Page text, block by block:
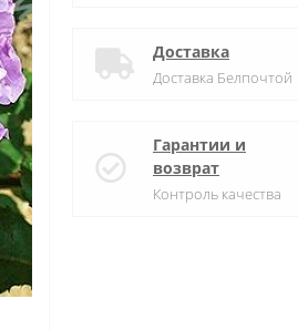
Доставка
Доставка Белпочтой
Гарантии и
возврат
Контроль качества